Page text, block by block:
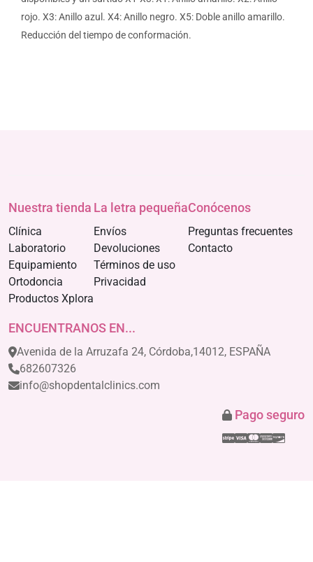
rojo. X3: Anillo azul. X4: Anillo negro. X5: Doble anillo amarillo.
Reducción del tiempo de conformación.
Nuestra tienda
Clínica
Laboratorio
Equipamiento
Ortodoncia
Productos Xplora
La letra pequeña
Envíos
Devoluciones
Términos de uso
Privacidad
Conócenos
Preguntas frecuentes
Contacto
ENCUENTRANOS EN...
Avenida de la Arruzafa 24, Córdoba,14012, ESPAÑA
682607326
info@shopdentalclinics.com
Pago seguro
Stripe
Visa